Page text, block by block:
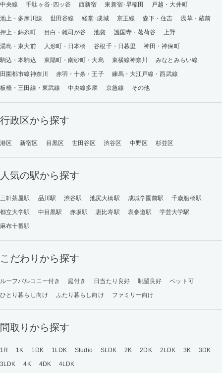
中央線
千駄ヶ谷･四ッ谷 西新宿 東新宿･早稲田
戸越・大井町
池上・多摩川線
世田谷線 経堂･成城 京王線 森下・住吉
浅草・蔵前
押上・錦糸町
目白・雑司が谷 池袋 護国寺・茗荷谷
上野
湯島・東大前
人形町・日本橋 谷根千・日暮里
神田・神保町
駒込・本駒込
東陽町・南砂町・大島 東横線神奈川
みなとみらい線
田園都市線神奈川
赤羽・十条・王子
練馬・大江戸線・西武線
板橋・三田線・東武線
中央線多摩 京急線 その他
行政区から探す
港区 新宿区 目黒区 世田谷区 渋谷区 中野区 杉並区
人気の駅から探す
三軒茶屋駅 品川駅 渋谷駅 池尻大橋駅 成城学園前駅
千歳船橋駅
都立大学駅
中目黒駅 赤坂駅 恵比寿駅 表参道駅
学芸大学駅
麻布十番駅
こだわりから探す
ルーフバルコニー付き 庭付き 日当たり良好 眺望良好
ペット可
ひとり暮らし向け
ふたり暮らし向け ファミリー向け
間取りから探す
1R 1K 1DK 1LDK Studio SLDK 2K 2DK 2LDK 3K
3DK
3LDK
4K 4DK 4LDK